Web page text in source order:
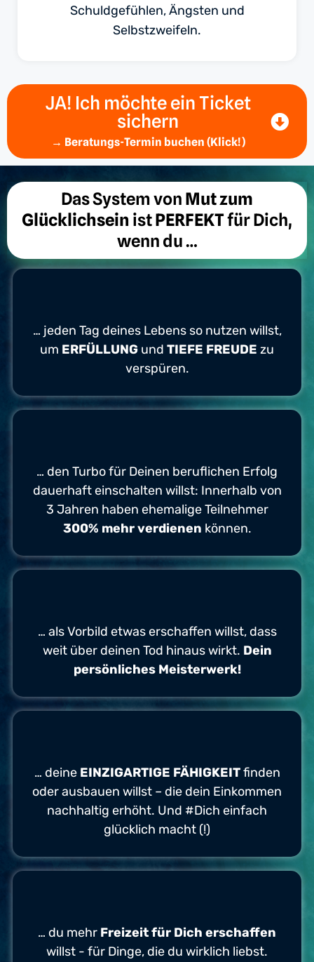
Schuldgefühlen, Ängsten und
Selbstzweifeln.
JA! Ich möchte ein Ticket
sichern
→ Beratungs-Termin buchen (Klick!)
Das System von Mut zum
Glücklichsein istPERFEKTfür Dich,
wenn du …
… jeden Tag deines Lebens so nutzen willst,
um ERFÜLLUNG und TIEFE FREUDE zu
verspüren.
… den Turbo für Deinen beruflichen Erfolg
dauerhaft einschalten willst: Innerhalb von
3 Jahren haben ehemalige Teilnehmer
300% mehr verdienen können.
… als Vorbild etwas erschaffen willst, dass
weit über deinen Tod hinaus wirkt. Dein
persönliches Meisterwerk!
… deine EINZIGARTIGE FÄHIGKEITfinden
oder ausbauen willst – die dein Einkommen
nachhaltig erhöht. Und #Dich einfach
glücklich macht (!)
… du mehr Freizeit für Dich erschaffen
willst - für Dinge, die du wirklich liebst.